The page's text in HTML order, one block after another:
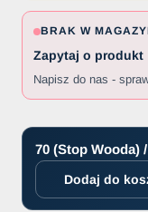
BRAK W
Zapytaj o produkt
Napisz do nas -
70 (Stop Wooda)
Dodaj do